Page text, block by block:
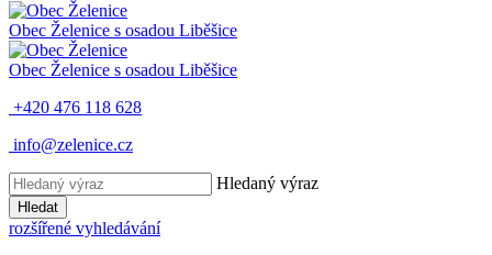
Obec Želenice s osadou Liběšice
Obec Želenice s osadou Liběšice
+420 476 118 628
info@zelenice.cz
Hledaný výraz
Hledat
rozšířené vyhledávání